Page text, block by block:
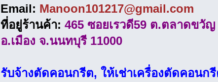
Email: Manoon101217@gmail.com
ที่อยู่ร้านค้า: 465 ซอยเรวดี59 ต.ตลาดขวัญ
อ.เมือง จ.นนทบุรี 11000
รับจ้างตัดคอนกรีต, ให้เช่าเครื่องตัดคอน